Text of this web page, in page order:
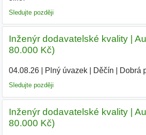
Sledujte později
Inženýr dodavatelské kvality |
80.000 Kč)
04.08.26| Plný úvazek| Děčín Dobrá
Sledujte později
Inženýr dodavatelské kvality |
80.000 Kč)